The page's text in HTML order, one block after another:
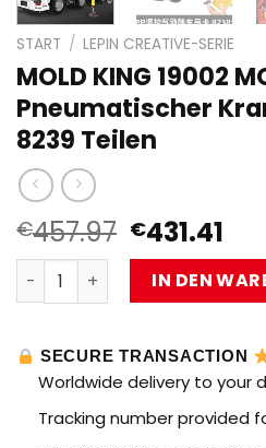
START / LEPIN CREATIVE-SERIE
MOLD KING 19002
Pneumatischer
8239 Teilen
€457.97
Preis
war:
€457.97
€431.41
ist:
MOLD KING 19002 MOC-
IN DEN
SECURE TRANSACTION
Worldwide delivery to your
Tracking number provided